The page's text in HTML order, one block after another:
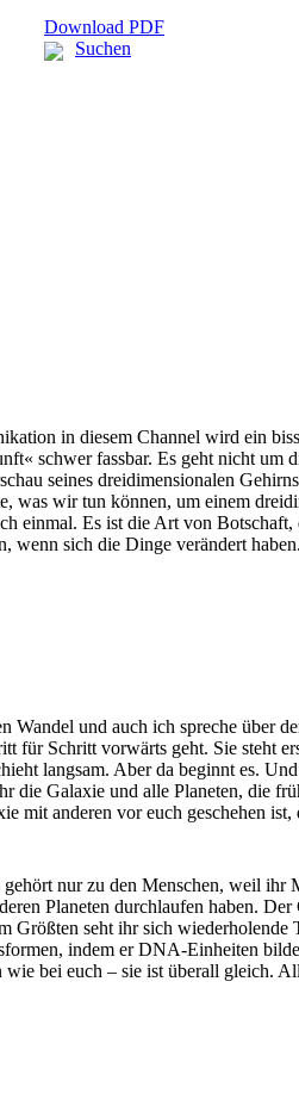
Download PDF
Suchen
in diesem Channel wird ein
schwer fassbar. Es geht nicht
seines dreidimensionalen
was wir tun können, um einem
einmal. Es ist die Art von
wenn sich die Dinge verändert
und auch ich spreche über
Schritt vorwärts geht. Sie steht
langsam. Aber da beginnt es.
Galaxie und alle Planeten, die
mit anderen vor euch geschehen
nur zu den Menschen, weil
Planeten durchlaufen haben.
seht ihr sich
indem er DNA-Einheiten
bei euch – sie ist überall gleich.